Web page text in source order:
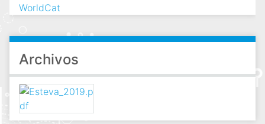
WorldCat
Archivos